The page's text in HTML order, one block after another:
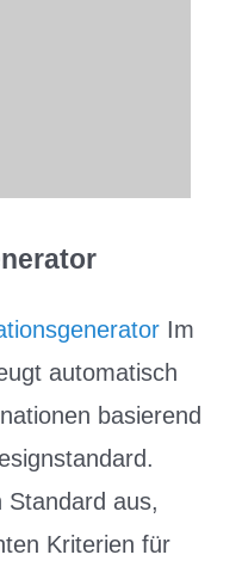
Im
automatisch
basierend
Standard aus,
Kriterien für